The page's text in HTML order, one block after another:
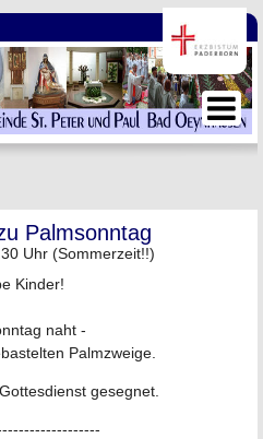
Palmsonntag
Uhr (Sommerzeit!!)
Kinder!
naht -
Palmzweige.
gesegnet.